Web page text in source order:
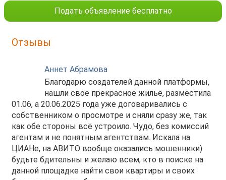
Подать объявление бесплатно
Отзывы
Аннет Абрамова
Благодарю создателей данной платформы,
нашли своё прекрасное жильё, разместила
01.06, а 20.06.2025 года уже договаривались с
собственником о просмотре и сняли сразу же, так
как обе стороны всё устроило. Чудо, без комиссий
агентам и не понятным агентствам. Искала на
ЦИАНе, на АВИТО вообще оказались мошенники)
будьте бдительны и желаю всем, кто в поиске на
данной площадке найти свои квартиры и своих